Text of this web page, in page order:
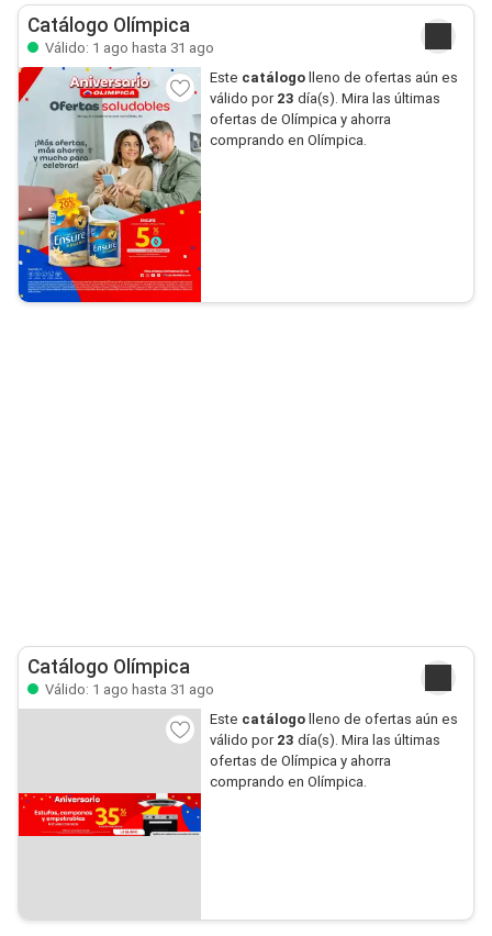
Catálogo Olímpica
Válido: 1 ago hasta 31 ago
Este catálogolleno de ofertas aún es
válido por 23 día(s). Mira las últimas
ofertas de Olímpica y ahorra
comprando en Olímpica.
Catálogo Olímpica
Válido: 1 ago hasta 31 ago
Este catálogolleno de ofertas aún es
válido por 23 día(s). Mira las últimas
ofertas de Olímpica y ahorra
comprando en Olímpica.